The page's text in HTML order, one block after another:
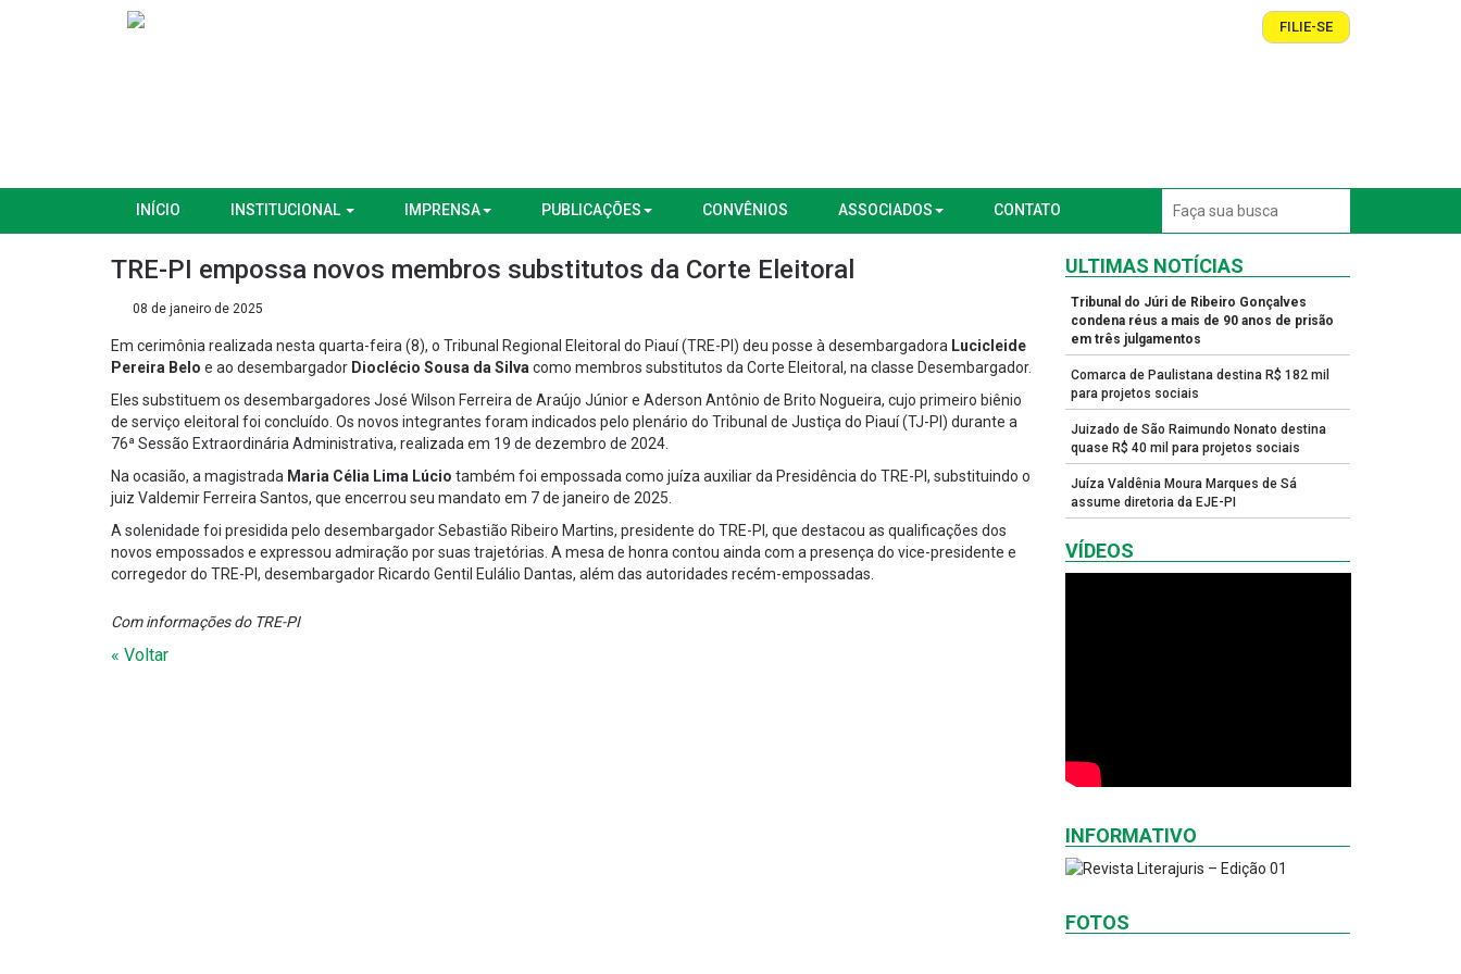
FILIE-SE
INÍCIO INSTITUCIONAL IMPRENSA PUBLICAÇÕES CONVÊNIOS ASSOCIADOS CONTATO
TRE-PI empossa novos membros substitutos da Corte Eleitoral
08 de janeiro de 2025
Em cerimônia realizada nesta quarta-feira (8), o Tribunal Regional Eleitoral do Piauí (TRE-PI) deu posse à desembargadora Lucicleide
Pereira Belo e ao desembargador Dioclécio Sousa da Silva como membros substitutos da Corte Eleitoral, na classe Desembargador.
Eles substituem os desembargadores José Wilson Ferreira de Araújo Júnior e Aderson Antônio de Brito Nogueira, cujo primeiro biênio
de serviço eleitoral foi concluído. Os novos integrantes foram indicados pelo plenário do Tribunal de Justiça do Piauí (TJ-PI) durante a
76ª Sessão Extraordinária Administrativa, realizada em 19 de dezembro de 2024.
Na ocasião, a magistrada Maria Célia Lima Lúcio também foi empossada como juíza auxiliar da Presidência do TRE-PI, substituindo o
juiz Valdemir Ferreira Santos, que encerrou seu mandato em 7 de janeiro de 2025.
A solenidade foi presidida pelo desembargador Sebastião Ribeiro Martins, presidente do TRE-PI, que destacou as qualificações dos
novos empossados e expressou admiração por suas trajetórias. A mesa de honra contou ainda com a presença do vice-presidente e
corregedor do TRE-PI, desembargador Ricardo Gentil Eulálio Dantas, além das autoridades recém-empossadas.
Com informações do TRE-PI
« Voltar
ULTIMAS NOTÍCIAS
Tribunal do Júri de Ribeiro Gonçalves
condena réus a mais de 90 anos de prisão
em três julgamentos
Comarca de Paulistana destina R$ 182 mil
para projetos sociais
Juizado de São Raimundo Nonato destina
quase R$ 40 mil para projetos sociais
Juíza Valdênia Moura Marques de Sá
assume diretoria da EJE-PI
VÍDEOS
INFORMATIVO
FOTOS